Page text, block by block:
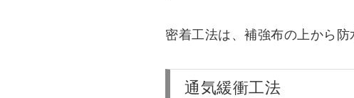
密着工法は、補強布の上から
通気緩衝工法